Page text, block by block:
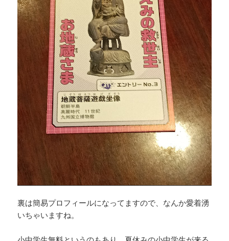
裏は簡易プロフィールになってますので、なんか愛着湧
いちゃいますね。